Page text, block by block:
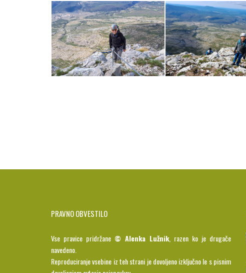
PRAVNO OBVESTILO
Vse pravice pridržane © Alenka Lužnik, razen ko je drugače
navedeno.
Reproduciranje vsebine iz teh strani je dovoljeno izključno le s pisnim